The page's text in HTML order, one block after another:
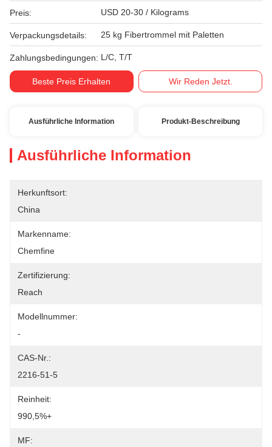
Preis: USD 20-30 / Kilograms
Verpackungsdetails: 25 kg Fibertrommel mit Paletten
Zahlungsbedingungen: L/C, T/T
Beste Preis Erhalten Wir Reden Jetzt.
Ausführliche Information Produkt-Beschreibung
Ausführliche Information
Herkunftsort:
China
Markenname:
Chemfine
Zertifizierung:
Reach
Modellnummer:
-
CAS-Nr.:
2216-51-5
Reinheit:
990,5%+
MF: